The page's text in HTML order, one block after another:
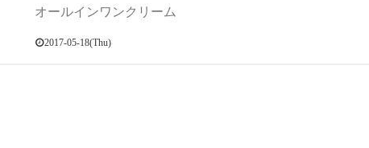
オールインワンクリーム
2017-05-18(Thu)